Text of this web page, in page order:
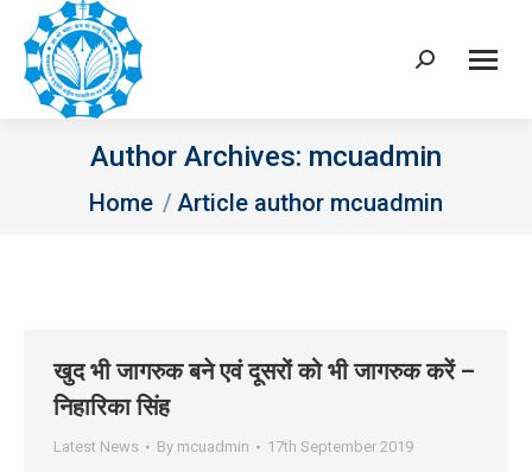
Search:
Author Archives: mcuadmin
You are here:
Home Article author mcuadmin
खुद भी जागरुक बने एवं दूसरों को भी जागरुक करें –
निहारिका सिंह
Latest News By mcuadmin 17th September 2019